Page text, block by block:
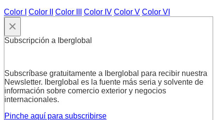
Color I
Color II Color III Color IV Color V Color VI
×
Subscripción a Iberglobal
Subscríbase gratuitamente a Iberglobal para recibir nuestra
Newsletter. Iberglobal es la fuente más seria y solvente de
información sobre comercio exterior y negocios
internacionales.
Pinche aquí para subscribirse